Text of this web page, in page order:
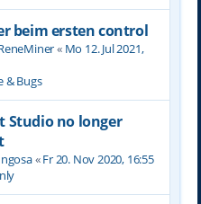
beim ersten control
« Mo 12. Jul 2021,
& Bugs
Studio no longer
«Fr 20. Nov 2020, 16:55